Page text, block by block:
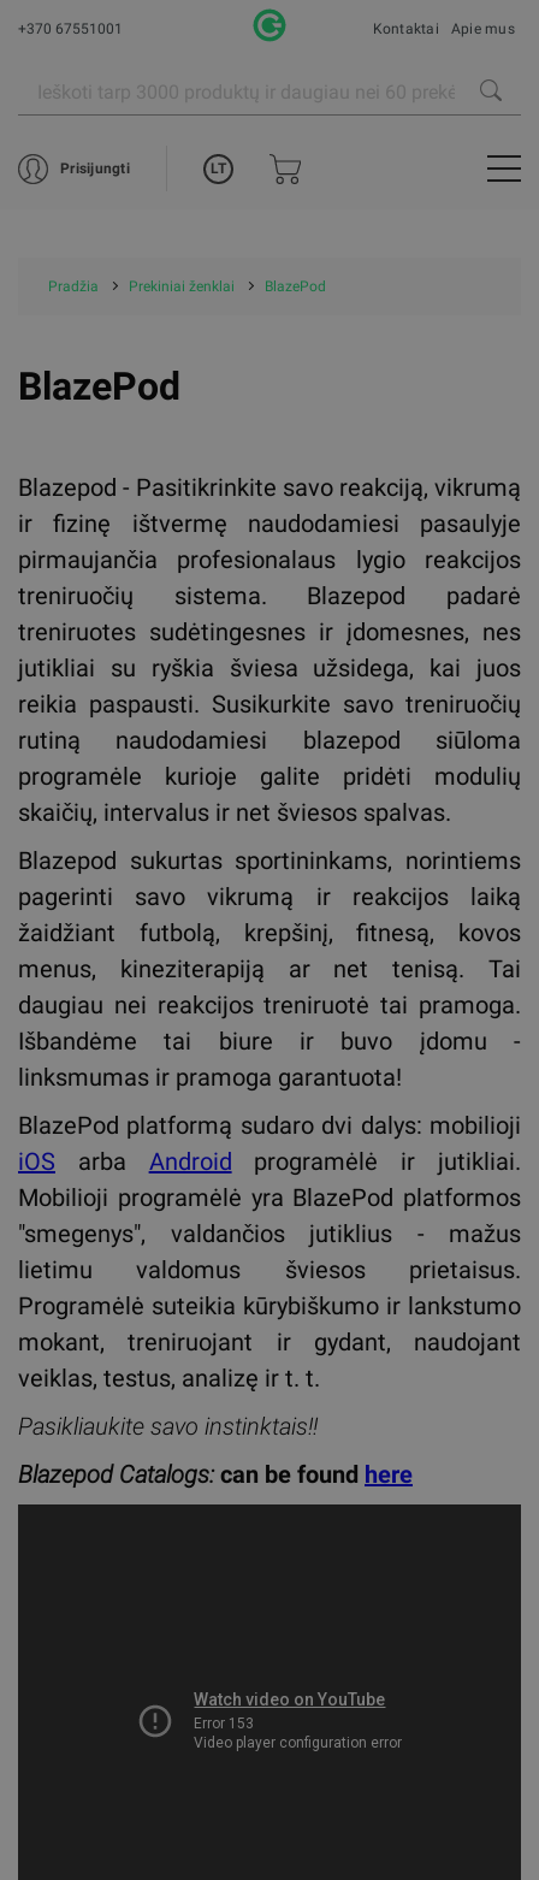
+370 67551001 Kontaktai Apie mus
Prisijungti LT
Pradžia Prekiniai ženklai BlazePod
BlazePod
Blazepod - Pasitikrinkite savo reakciją, vikrumą
ir fizinę ištvermę naudodamiesi pasaulyje
pirmaujančia profesionalaus lygio reakcijos
treniruočių sistema. Blazepod padarė
treniruotes sudėtingesnes ir įdomesnes, nes
jutikliai su ryškia šviesa užsidega, kai juos
reikia paspausti. Susikurkite savo treniruočių
rutiną naudodamiesi blazepod siūloma
programėle kurioje galite pridėti modulių
skaičių, intervalus ir net šviesos spalvas.
Blazepod sukurtas sportininkams, norintiems
pagerinti savo vikrumą ir reakcijos laiką
žaidžiant futbolą, krepšinį, fitnesą, kovos
menus, kineziterapiją ar net tenisą. Tai
daugiau nei reakcijos treniruotė tai pramoga.
Išbandėme tai biure ir buvo įdomu -
linksmumas ir pramoga garantuota!
BlazePod platformą sudaro dvi dalys: mobilioji
iOS arba Android programėlė ir jutikliai.
Mobilioji programėlė yra BlazePod platformos
"smegenys", valdančios jutiklius - mažus
lietimu valdomus šviesos prietaisus.
Programėlė suteikia kūrybiškumo ir lankstumo
mokant, treniruojant ir gydant, naudojant
veiklas, testus, analizę ir t. t.
Pasikliaukite savo instinktais!!
Blazepod Catalogs:can be found here